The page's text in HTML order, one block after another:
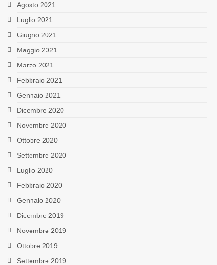
Agosto 2021
Luglio 2021
Giugno 2021
Maggio 2021
Marzo 2021
Febbraio 2021
Gennaio 2021
Dicembre 2020
Novembre 2020
Ottobre 2020
Settembre 2020
Luglio 2020
Febbraio 2020
Gennaio 2020
Dicembre 2019
Novembre 2019
Ottobre 2019
Settembre 2019